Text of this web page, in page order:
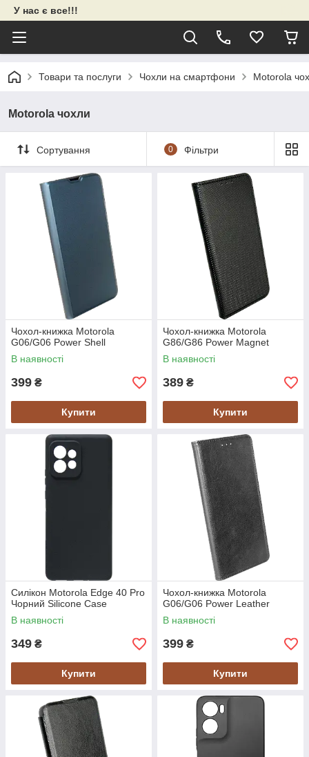
У нас є все!!!
Товари та послуги Чохли на смартфони Motorola
Motorola чохли
Сортування 0 Фільтри
Чохол-книжка Motorola
G06/G06 Power Shell
В наявності
399 ₴
Купити
Чохол-книжка Motorola
G86/G86 Power Magnet
В наявності
389 ₴
Купити
Силікон Motorola Edge 40 Pro
Чорний Silicone Case
В наявності
349 ₴
Купити
Чохол-книжка Motorola
G06/G06 Power Leather
В наявності
399 ₴
Купити